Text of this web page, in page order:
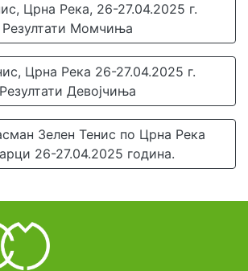
Црна Река, 26-27.04.2025 г.
Резултати Момчиња
Црна Река 26-27.04.2025 г.
Резултати Девојчиња
Зелен Тенис по Црна Река
26-27.04.2025 година.